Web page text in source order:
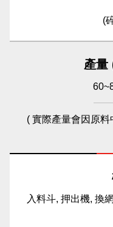
(
產量
( 實際產量會因原
入料斗, 押出機, 換